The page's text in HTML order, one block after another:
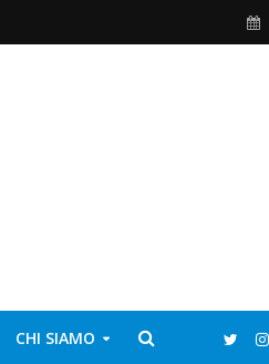
CHI SIAMO